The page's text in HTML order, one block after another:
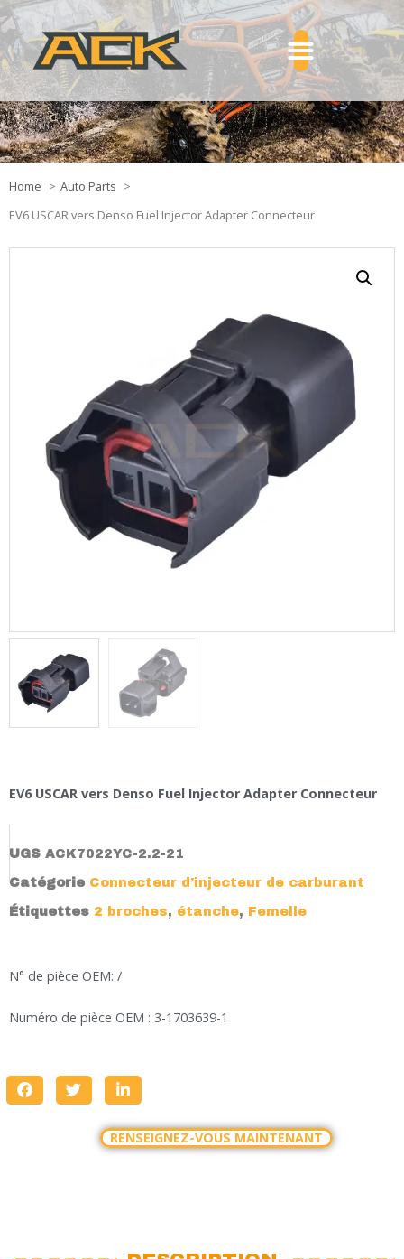
Home
Auto Parts
EV6 USCAR vers Denso Fuel Injector Adapter Connecteur
EV6 USCAR vers Denso Fuel Injector Adapter Connecteur
UGS ACK7022YC-2.2-21
Catégorie Connecteur d’injecteur de carburant
Étiquettes 2 broches, étanche, Femelle
N° de pièce OEM: /
Numéro de pièce OEM : 3-1703639-1
RENSEIGNEZ-VOUS MAINTENANT